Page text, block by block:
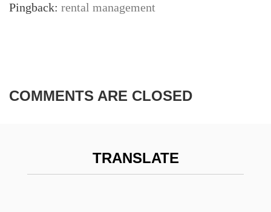
Pingback: rental management
COMMENTS ARE CLOSED
TRANSLATE